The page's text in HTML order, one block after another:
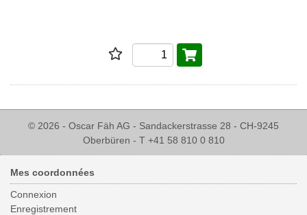
© 2026 - Oscar Fäh AG - Sandackerstrasse 28 - CH-9245
Oberbüren - T +41 58 810 0 810
Mes coordonnées
Connexion
Enregistrement